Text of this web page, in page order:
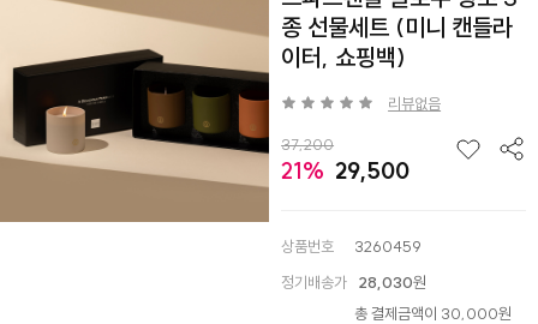
종 선물세트 (미니 캔들라
이터, 쇼핑백)
리뷰없음
37,200
21% 29,500
상품번호
3260459
정기배송가
28,030원
총 결제금액이 30,000원